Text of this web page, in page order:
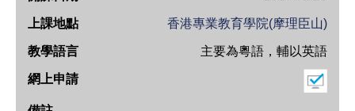
開
日
期
上
香港專業教育學院(摩理臣山)
主要為粵語，輔以英語